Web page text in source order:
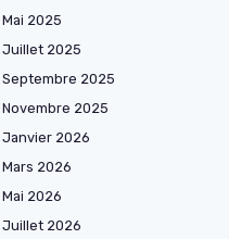
Mai 2025
Juillet 2025
Septembre 2025
Novembre 2025
Janvier 2026
Mars 2026
Mai 2026
Juillet 2026